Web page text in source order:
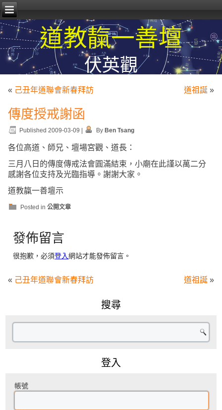
道教靝一善壇
伏英觀
« 己丑年道聯會新春拜訪 道祖誕»
傳度授戒謝函
Published 2009-03-09 | By Ben Tsang
各位高道、師兄、壇場宮觀、道長：
三月八日的傳度傳戒法會圓滿結束，小廟在此謹以萬二分
感謝各位支持及光臨指導。謝謝大家。
道教靝一善壇示
Posted in 公開文章
發佈留言
很抱歉，必須登入網站才能發佈留言。
« 己丑年道聯會新春拜訪 道祖誕»
搜尋
登入
帳號